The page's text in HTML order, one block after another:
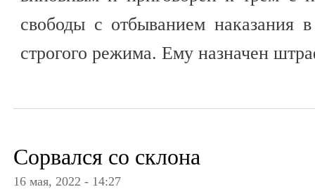
свободы с отбыванием наказания
строгого режима. Ему назначен
Сорвался со склона
16 мая, 2022 - 14:27